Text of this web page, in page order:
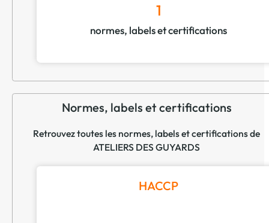
1
normes, labels et certifications
Normes, labels et certifications
Retrouvez toutes les normes, labels et certifications de
ATELIERS DES GUYARDS
HACCP